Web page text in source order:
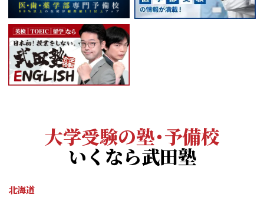
大学受験の塾・予備校
いくなら武田塾
北海道